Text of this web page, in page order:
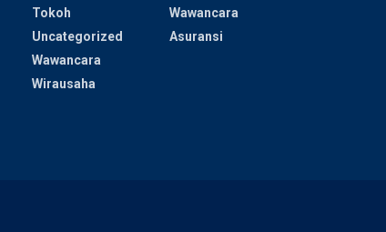
Tokoh
Uncategorized
Wawancara
Wirausaha
Wawancara
Asuransi